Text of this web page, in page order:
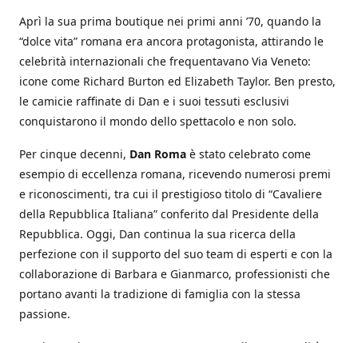
Aprì la sua prima boutique nei primi anni ’70, quando la
“dolce vita” romana era ancora protagonista, attirando le
celebrità internazionali che frequentavano Via Veneto:
icone come Richard Burton ed Elizabeth Taylor. Ben presto,
le camicie raffinate di Dan e i suoi tessuti esclusivi
conquistarono il mondo dello spettacolo e non solo.
Per cinque decenni, Dan Roma è stato celebrato come
esempio di eccellenza romana, ricevendo numerosi premi
e riconoscimenti, tra cui il prestigioso titolo di “Cavaliere
della Repubblica Italiana” conferito dal Presidente della
Repubblica. Oggi, Dan continua la sua ricerca della
perfezione con il supporto del suo team di esperti e con la
collaborazione di Barbara e Gianmarco, professionisti che
portano avanti la tradizione di famiglia con la stessa
passione.